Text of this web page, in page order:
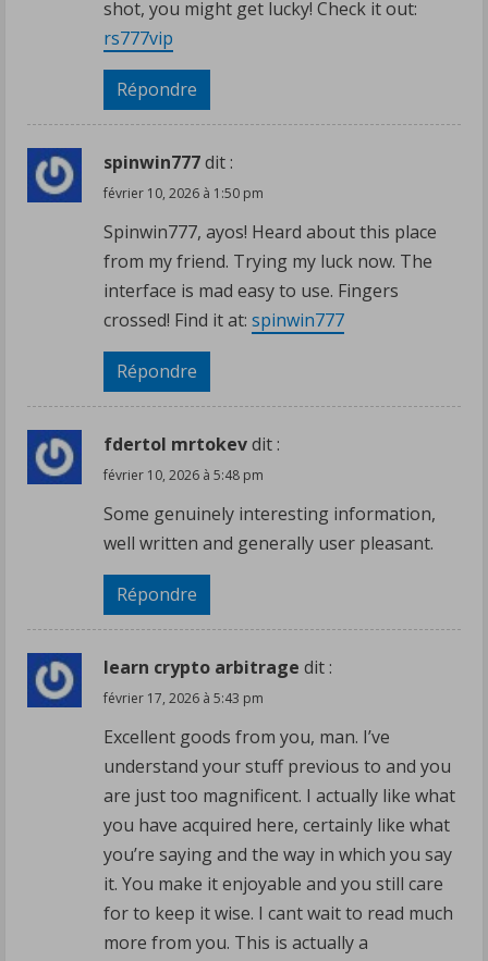
shot, you might get lucky! Check it out:
rs777vip
Répondre
spinwin777dit :
février 10, 2026 à 1:50 pm
Spinwin777, ayos! Heard about this place
from my friend. Trying my luck now. The
interface is mad easy to use. Fingers
crossed! Find it at: spinwin777
Répondre
fdertol mrtokevdit :
février 10, 2026 à 5:48 pm
Some genuinely interesting information,
well written and generally user pleasant.
Répondre
learn crypto arbitrage dit :
février 17, 2026 à 5:43 pm
Excellent goods from you, man. I’ve
understand your stuff previous to and you
are just too magnificent. I actually like what
you have acquired here, certainly like what
you’re saying and the way in which you say
it. You make it enjoyable and you still care
for to keep it wise. I cant wait to read much
more from you. This is actually a